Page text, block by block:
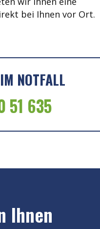
bei Ihnen vor Ort.
NOTFALL
51 635
Ihnen